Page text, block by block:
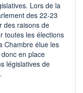
Lors de la
des 22-23
des raisons de
toutes les élections
Chambre élue les
en place
législatives de